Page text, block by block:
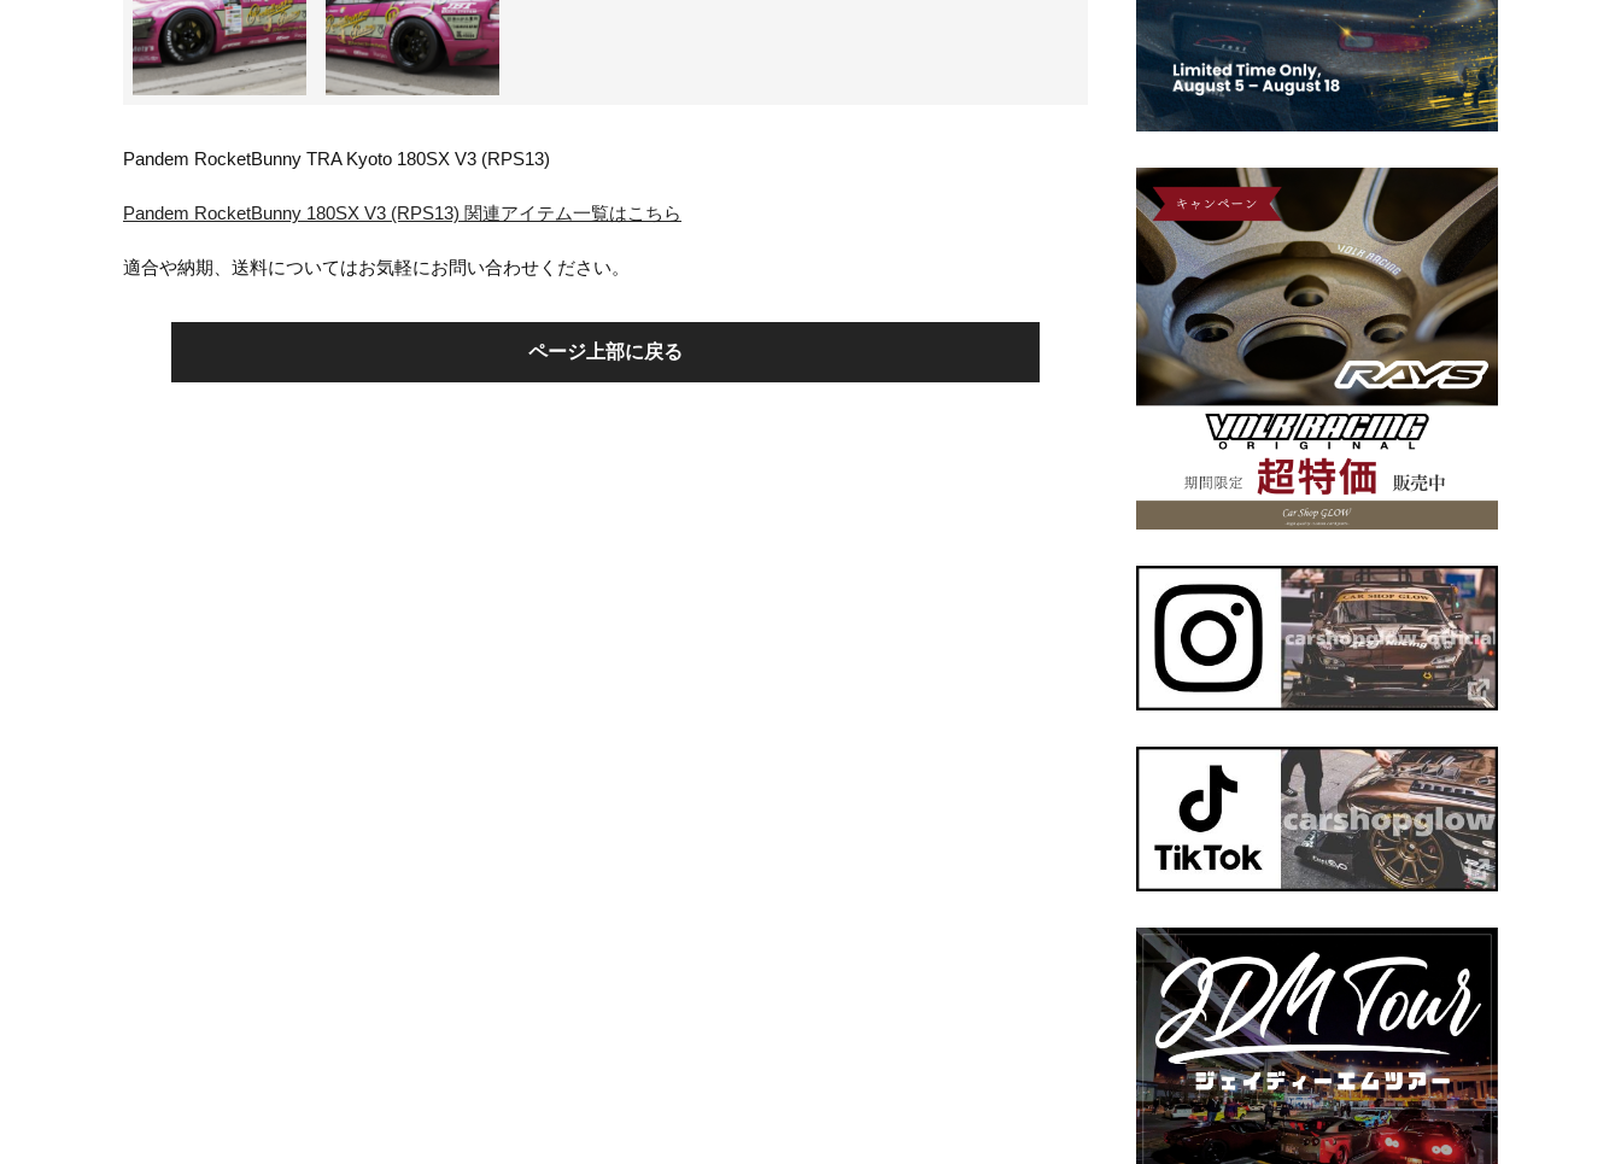
Pandem RocketBunny TRA Kyoto 180SX V3 (RPS13)
Pandem RocketBunny 180SX V3 (RPS13) 関連アイテム一覧はこちら
適合や納期、送料についてはお気軽にお問い合わせください。
ページ上部に戻る